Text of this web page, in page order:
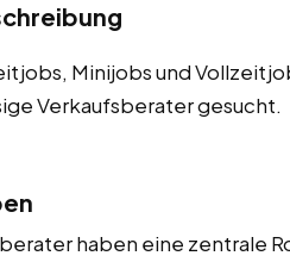
Minijobs und
Verkaufsberater gesucht.
haben eine zentrale